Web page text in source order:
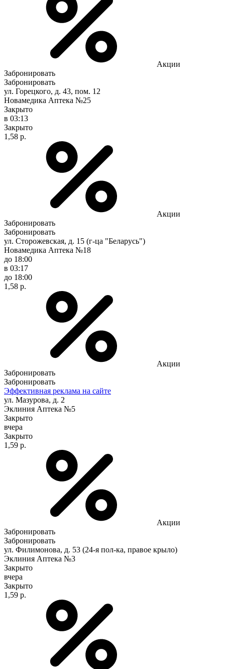
Акции
Забронировать
Забронировать
ул. Горецкого, д. 43, пом. 12
Новамедика Аптека №25
Закрыто
в 03:13
Закрыто
1,58 р.
Акции
Забронировать
Забронировать
ул. Сторожевская, д. 15 (г-ца "Беларусь")
Новамедика Аптека №18
до 18:00
в 03:17
до 18:00
1,58 р.
Акции
Забронировать
Забронировать
Эффективная реклама на сайте
ул. Мазурова, д. 2
Эклиния Аптека №5
Закрыто
вчера
Закрыто
1,59 р.
Акции
Забронировать
Забронировать
ул. Филимонова, д. 53 (24-я пол-ка, правое крыло)
Эклиния Аптека №3
Закрыто
вчера
Закрыто
1,59 р.